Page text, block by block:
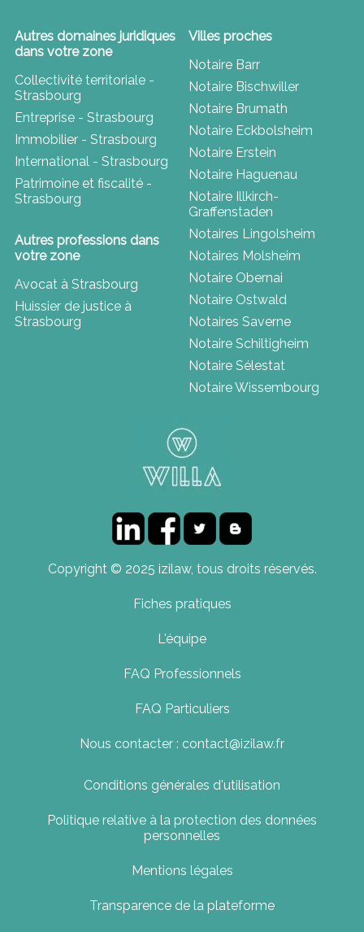
Autres domaines juridiques
dans votre zone
Collectivité territoriale -
Strasbourg
Entreprise - Strasbourg
Immobilier - Strasbourg
International - Strasbourg
Patrimoine et fiscalité -
Strasbourg
Autres professions dans
votre zone
Avocat à Strasbourg
Huissier de justice à
Strasbourg
Villes proches
Notaire Barr
Notaire Bischwiller
Notaire Brumath
Notaire Eckbolsheim
Notaire Erstein
Notaire Haguenau
Notaire Illkirch-
Graffenstaden
Notaires Lingolsheim
Notaires Molsheim
Notaire Obernai
Notaire Ostwald
Notaires Saverne
Notaire Schiltigheim
Notaire Sélestat
Notaire Wissembourg
Copyright © 2025 izilaw, tous droits réservés.
Fiches pratiques
L'équipe
FAQ Professionnels
FAQ Particuliers
Nous contacter : contact@izilaw.fr
Conditions générales d'utilisation
Politique relative à la protection des données
personnelles
Mentions légales
Transparence de la plateforme